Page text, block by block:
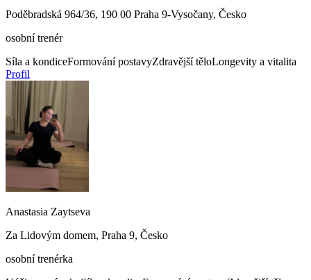
Poděbradská 964/36, 190 00 Praha 9-Vysočany, Česko
osobní trenér
Síla a kondiceFormování postavyZdravější těloLongevity a vitalita
Profil
Anastasia Zaytseva
Za Lidovým domem, Praha 9, Česko
osobní trenérka